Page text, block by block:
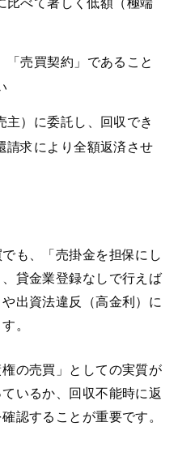
「売買契約」であること
主）に委託し、回収でき
請求により全額返済させ
も、「売掛金を担保にし
貸金業登録なしで行えば
出資法違反（高金利）に
。
の売買」としての実質が
いるか、回収不能時に返
認することが重要です。